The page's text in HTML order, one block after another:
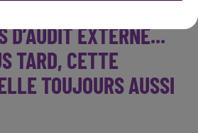
D’AUDIT EXTERNE...
TARD, CETTE
TOUJOURS AUSSI